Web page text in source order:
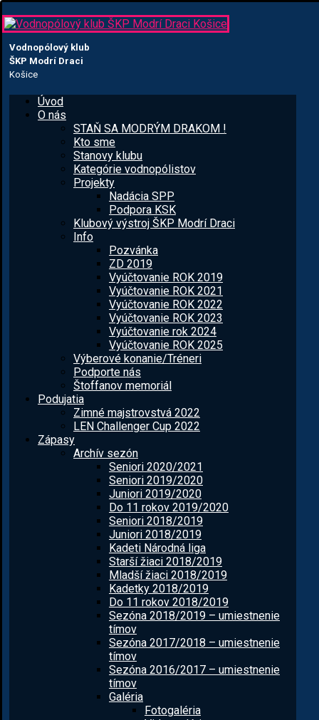
Vodnopólový klub
ŠKP Modrí Draci
Košice
Úvod
O nás
STAŇ SA MODRÝM DRAKOM !
Kto sme
Stanovy klubu
Kategórie vodnopólistov
Projekty
Nadácia SPP
Podpora KSK
Klubový výstroj ŠKP Modrí Draci
Info
Pozvánka
ZD 2019
Vyúčtovanie ROK 2019
Vyúčtovanie ROK 2021
Vyúčtovanie ROK 2022
Vyúčtovanie ROK 2023
Vyúčtovanie rok 2024
Vyúčtovanie ROK 2025
Výberové konanie/Tréneri
Podporte nás
Štoffanov memoriál
Podujatia
Zimné majstrovstvá 2022
LEN Challenger Cup 2022
Zápasy
Archív sezón
Seniori 2020/2021
Seniori 2019/2020
Juniori 2019/2020
Do 11 rokov 2019/2020
Seniori 2018/2019
Juniori 2018/2019
Kadeti Národná liga
Starší žiaci 2018/2019
Mladší žiaci 2018/2019
Kadetky 2018/2019
Do 11 rokov 2018/2019
Sezóna 2018/2019 – umiestnenie
tímov
Sezóna 2017/2018 – umiestnenie
tímov
Sezóna 2016/2017 – umiestnenie
tímov
Galéria
Fotogaléria